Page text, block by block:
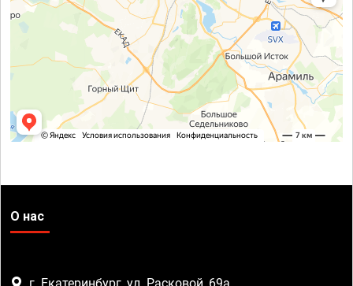
О нас
г. Екатеринбург, ул. Расковой, 69а